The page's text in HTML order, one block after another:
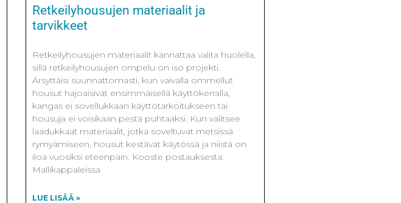
Retkeilyhousujen materiaalit ja
tarvikkeet
Retkeilyhousujen materiaalit kannattaa valita huolella,
sillä retkeilyhousujen ompelu on iso projekti.
Ärsyttäisi suunnattomasti, kun vaivalla ommellut
housut hajoaisivat ensimmäisellä käyttökerralla,
kangas ei sovellukkaan käyttötarkoitukseen tai
housuja ei voisikaan pestä puhtaaksi. Kun valitsee
laadukkaat materiaalit, jotka soveltuvat metsissä
rymyämiseen, housut kestävät käytössä ja niistä on
iloa vuosiksi eteenpäin. Kooste postauksesta:
Mallikappaleissa
LUE LISÄÄ »